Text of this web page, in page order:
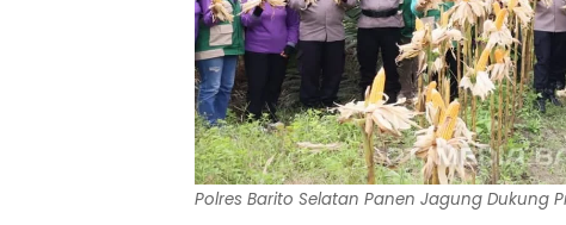
Polres Barito Selatan Panen Jagung Dukung